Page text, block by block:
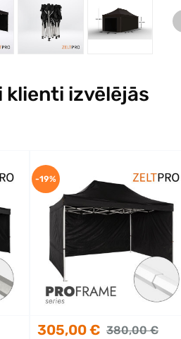
klienti izvēlējās
305,00 € 380,00 €
-19%